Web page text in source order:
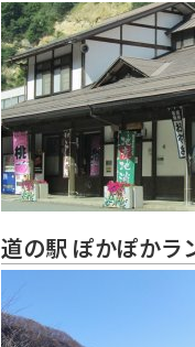
道の駅 ぽかぽかラ